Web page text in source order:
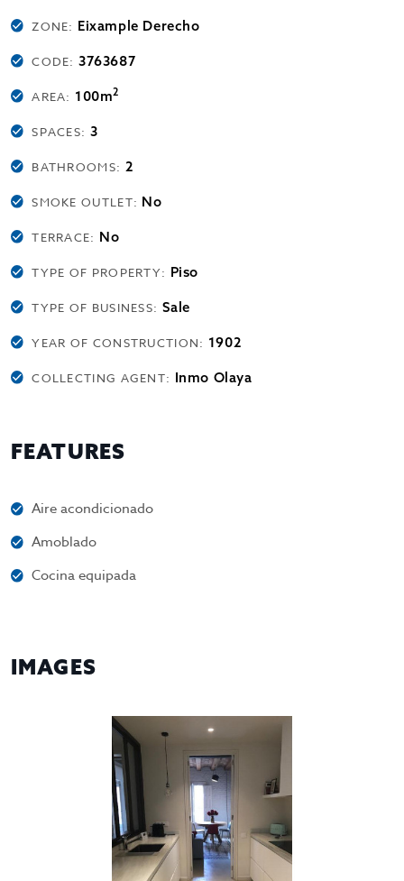
ZONE: Eixample Derecho
CODE:3763687
AREA: 100m2
SPACES: 3
BATHROOMS: 2
SMOKE OUTLET: No
TERRACE: No
TYPE OF PROPERTY: Piso
TYPE OF BUSINESS: Sale
YEAR OF CONSTRUCTION: 1902
COLLECTING AGENT: Inmo Olaya
FEATURES
Aire acondicionado
Amoblado
Cocina equipada
IMAGES